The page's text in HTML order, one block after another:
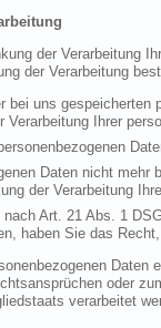
der Verarbeitung
der Verarbeitung
bei uns gespeicherten
Verarbeitung Ihrer
Daten nicht
der Verarbeitung
Art. 21 Abs. 1
haben Sie das
oder
verarbeitet